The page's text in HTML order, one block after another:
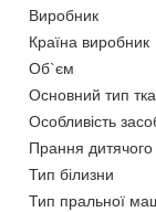
Виробник
Країна виробник
Об`єм
Основний тип
Особливість
Прання дитячого
Тип білизни
Тип пральної